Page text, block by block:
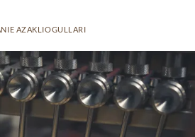
AZAKLIOGULLARI